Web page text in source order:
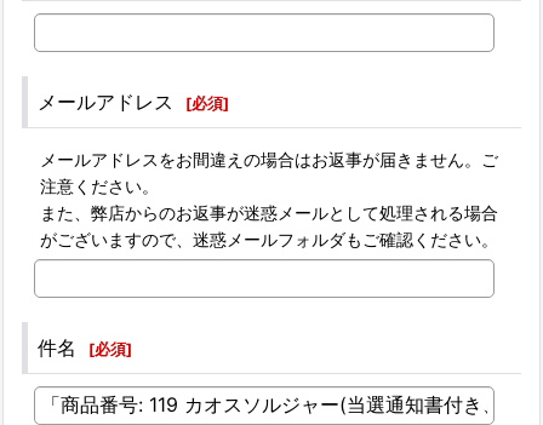
メールアドレス [必須]
メールアドレスをお間違えの場合はお返事が届きません。ご
注意ください。
また、弊店からのお返事が迷惑メールとして処理される場合
がございますので、迷惑メールフォルダもご確認ください。
件名 [必須]